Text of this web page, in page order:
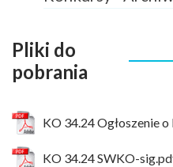
Pliki do
pobrania
KO 34.24 Ogłoszenie
KO 34.24 SWKO-